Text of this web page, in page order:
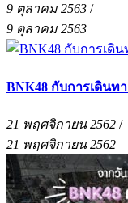
9 ตุลาคม 2563 /
9 ตุลาคม 2563
BNK48 กับการเดินท
21 พฤศจิกายน 2562 /
21 พฤศจิกายน 2562